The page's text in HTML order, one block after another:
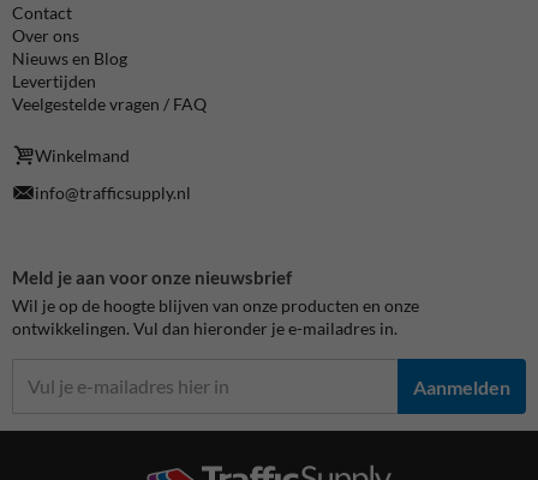
Contact
Over ons
Nieuws en Blog
Levertijden
Veelgestelde vragen / FAQ
Winkelmand
info@trafficsupply.nl
Meld je aan voor onze nieuwsbrief
Wil je op de hoogte blijven van onze producten en onze
ontwikkelingen. Vul dan hieronder je e-mailadres in.
Aanmelden